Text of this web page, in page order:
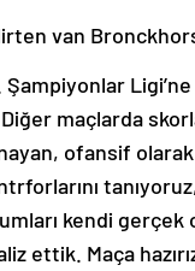
van
maçlarda
ofansif
kendi gerçek
ettik. Maça